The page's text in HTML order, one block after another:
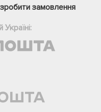
замовлення
Україні:
Телеграм